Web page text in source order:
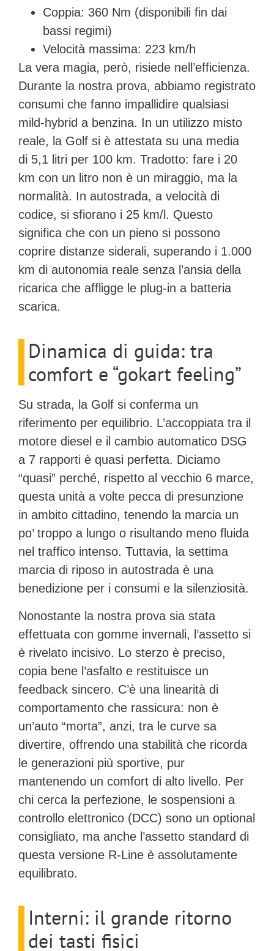
Coppia: 360 Nm (disponibili fin dai
bassi regimi)
Velocità massima: 223 km/h
La vera magia, però, risiede nell’efficienza.
Durante la nostra prova, abbiamo registrato
consumi che fanno impallidire qualsiasi
mild-hybrid a benzina. In un utilizzo misto
reale, la Golf si è attestata su una media
di 5,1 litri per 100 km. Tradotto: fare i 20
km con un litro non è un miraggio, ma la
normalità. In autostrada, a velocità di
codice, si sfiorano i 25 km/l. Questo
significa che con un pieno si possono
coprire distanze siderali, superando i 1.000
km di autonomia reale senza l’ansia della
ricarica che affligge le plug-in a batteria
scarica.
Dinamica di guida: tra
comfort e “gokart feeling”
Su strada, la Golf si conferma un
riferimento per equilibrio. L’accoppiata tra il
motore diesel e il cambio automatico DSG
a 7 rapporti è quasi perfetta. Diciamo
“quasi” perché, rispetto al vecchio 6 marce,
questa unità a volte pecca di presunzione
in ambito cittadino, tenendo la marcia un
po’ troppo a lungo o risultando meno fluida
nel traffico intenso. Tuttavia, la settima
marcia di riposo in autostrada è una
benedizione per i consumi e la silenziosità.
Nonostante la nostra prova sia stata
effettuata con gomme invernali, l’assetto si
è rivelato incisivo. Lo sterzo è preciso,
copia bene l’asfalto e restituisce un
feedback sincero. C’è una linearità di
comportamento che rassicura: non è
un’auto “morta”, anzi, tra le curve sa
divertire, offrendo una stabilità che ricorda
le generazioni più sportive, pur
mantenendo un comfort di alto livello. Per
chi cerca la perfezione, le sospensioni a
controllo elettronico (DCC) sono un optional
consigliato, ma anche l’assetto standard di
questa versione R-Line è assolutamente
equilibrato.
Interni: il grande ritorno
dei tasti fisici